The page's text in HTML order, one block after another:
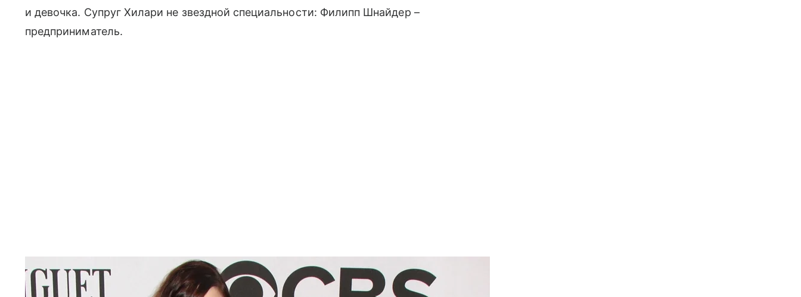
и девочка. Супруг Хилари не звездной специальности: Филипп Шнайдер –
предприниматель.